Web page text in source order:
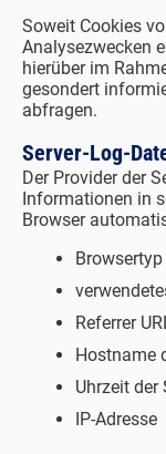
Soweit Cookies
Analysezwecken
hierüber im
gesondert
abfragen.
Server-Log-
Der Provider der
Informationen in
Browser
Referrer
Hostname
Uhrzeit der
IP-Adresse